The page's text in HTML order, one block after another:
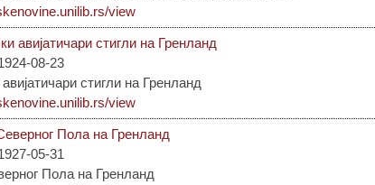
view
авијатичари стигли на Гренланд
08-23
стигли на Гренланд
view
Пола на Гренланд
05-31
Пола на Гренланд